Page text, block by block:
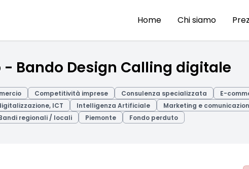
Home Chi siamo
- Bando Design Calling digitale
Competitività imprese Consulenza specializzata E-
ICT
Intelligenza Artificiale Marketing e
regionali / locali Piemonte Fondo perduto